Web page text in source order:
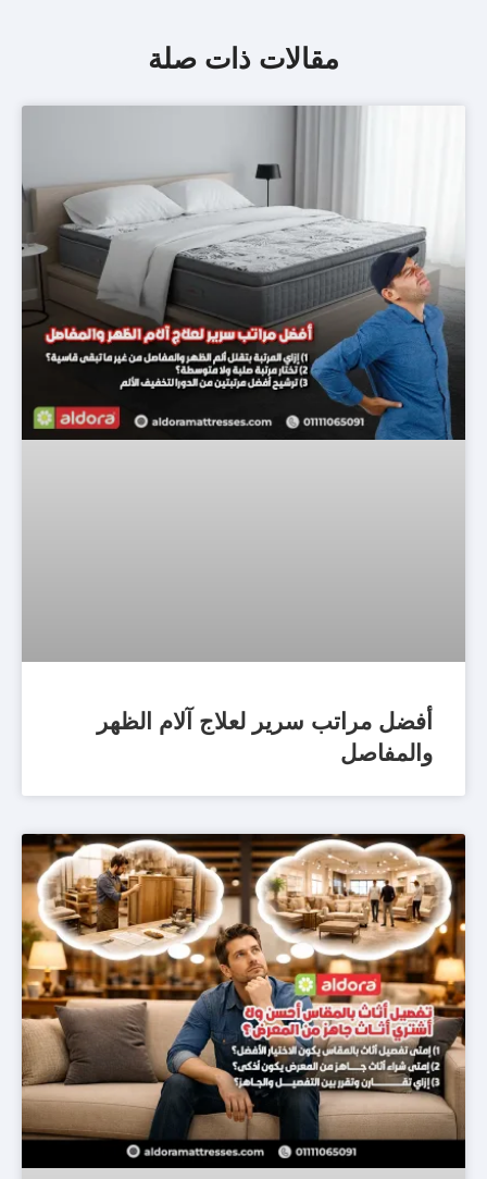
مقالات ذات صلة
أفضل مراتب سرير لعلاج آلام الظهر
والمفاصل